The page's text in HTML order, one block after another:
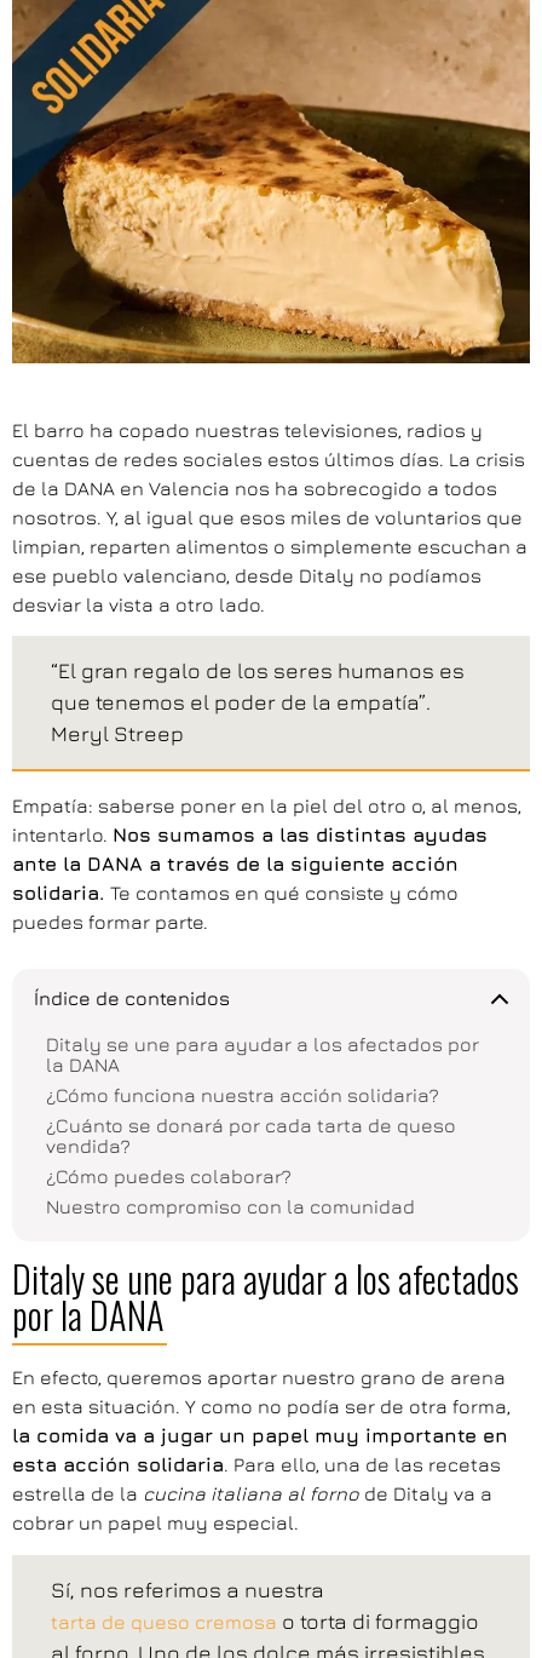
El barro ha copado nuestras televisiones, radios y
cuentas de redes sociales estos últimos días. La crisis
de la DANA en Valencia nos ha sobrecogido a todos
nosotros. Y, al igual que esos miles de voluntarios que
limpian, reparten alimentos o simplemente escuchan a
ese pueblo valenciano, desde Ditaly no podíamos
desviar la vista a otro lado.
“El gran regalo de los seres humanos es
que tenemos el poder de la empatía”.
Meryl Streep
Empatía: saberse poner en la piel del otro o, al menos,
intentarlo. Nos sumamos a las distintas ayudas
ante la DANA a través de la siguiente acción
solidaria. Te contamos en qué consiste y cómo
puedes formar parte.
Índice de contenidos
Ditaly se une para ayudar a los afectados por
la DANA
¿Cómo funciona nuestra acción solidaria?
¿Cuánto se donará por cada tarta de queso
vendida?
¿Cómo puedes colaborar?
Nuestro compromiso con la comunidad
Ditaly se une para ayudar a los afectados
por la DANA
En efecto, queremos aportar nuestro grano de arena
en esta situación. Y como no podía ser de otra forma,
la comida va a jugar un papel muy importante en
esta acción solidaria. Para ello, una de las recetas
estrella de la cucina italiana al forno de Ditaly va a
cobrar un papel muy especial.
Sí, nos referimos a nuestra
tarta de queso cremosa o torta di formaggio
al forno. Uno de los dolce más irresistibles